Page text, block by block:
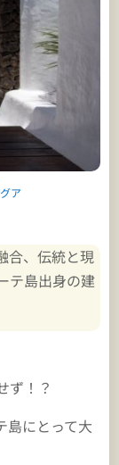
ア
合、伝統と現
テ島出身の建
ず！？
島にとって大